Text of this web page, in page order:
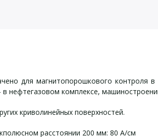
для магнитопорошкового контроля
нефтегазовом комплексе,
криволинейных поверхностей.
расстоянии 200 мм: 80 А/см